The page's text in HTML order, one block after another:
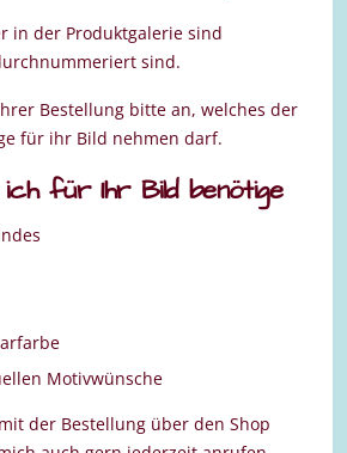
in der Produktgalerie sind
sind.
Bestellung bitte an, welches der
für ihr Bild nehmen darf.
ich für Ihr Bild benötige
Motivwünsche
der Bestellung über den Shop